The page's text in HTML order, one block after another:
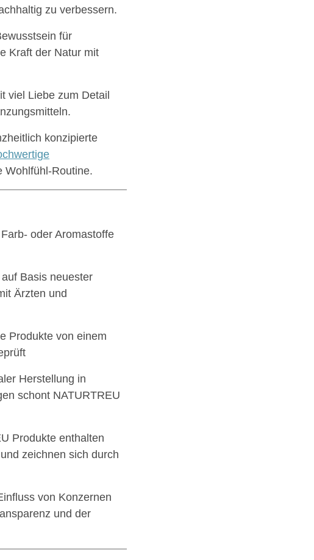
zu verbessern.
für
Kraft der Natur mit
viel Liebe zum Detail
konzipierte
Wohlfühl-Routine.
oder Aromastoffe
Basis neuester
Ärzten und
Produkte von einem
Herstellung in
schont NATURTREU
Produkte enthalten
zeichnen sich durch
von Konzernen
und der